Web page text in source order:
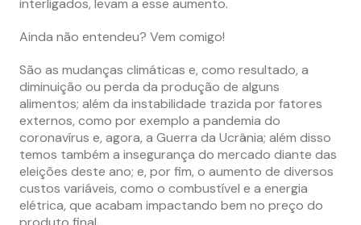
Ainda não entendeu? Vem comigo!
São as mudanças climáticas e, como resultado, a
diminuição ou perda da produção de alguns
alimentos; além da instabilidade trazida por fatores
externos, como por exemplo a pandemia do
coronavírus e, agora, a Guerra da Ucrânia; além disso
temos também a insegurança do mercado diante das
eleições deste ano; e, por fim, o aumento de diversos
custos variáveis, como o combustível e a energia
elétrica, que acabam impactando bem no preço do